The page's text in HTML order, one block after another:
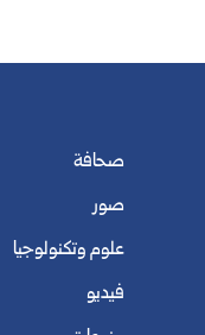
صحافة
صور
علوم وتكنولوجيا
فيديو